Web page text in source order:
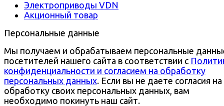
Электроприводы VDN
Акционный товар
Персональные данные
Мы получаем и обрабатываем персональные
посетителей нашего сайта в соответствии с
конфиденциальности и согласием на обработку
персональных данных. Если вы не даете согласия на
обработку своих персональных данных, вам
необходимо покинуть наш сайт.